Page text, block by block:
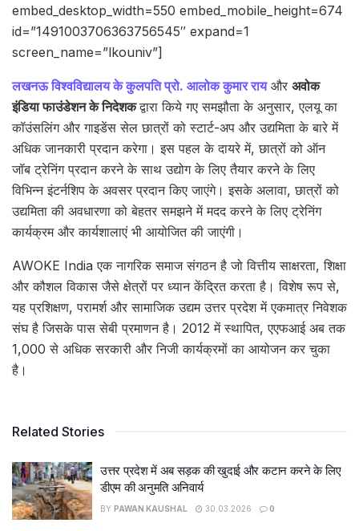
embed_desktop_width=550 embed_mobile_height=674
id=”1491003706363756545″ expand=1
screen_name=”lkouniv”]
लखनऊ विश्वविद्यालय के कुलपति प्रो. आलोक कुमार रायऔर अवोक
इंडिया फाउंडेशन के निदेशकद्वारा किये गए समझौता के अनुसार, एलयू का
कॉउंसलिंग और गाइडेंस सेल छात्रों को स्टार्ट-अप और उद्यमिता के बारे में
अधिक जानकारी प्रदान करेगा। इस पहल के दायरे में, छात्रों को ऑन
जॉब ट्रेनिंग प्रदान करने के साथ उद्योग के लिए तैयार करने के लिए
विभिन्न इंटर्नशिप के अवसर प्रदान किए जाएंगे। इसके अलावा, छात्रों को
उद्यमिता की अवधारणा को बेहतर समझने में मदद करने के लिए ट्रेनिंग
कार्यक्रम और कार्यशालाएं भी आयोजित की जाएंगी।
AWOKE India एक नागरिक समाज संगठन है जो वित्तीय साक्षरता, शिक्षा
और कौशल विकास जैसे क्षेत्रों पर ध्यान केंद्रित करता है। विशेष रूप से,
यह प्रशिक्षण, परामर्श और सामाजिक उद्यम उत्तर प्रदेश में एकमात्र निवेशक
संघ है जिसके पास सेबी प्रमाणन है। 2012 में स्थापित, एएफआई अब तक
1,000 से अधिक सरकारी और निजी कार्यक्रमों का आयोजन कर चुका
है।
Related Stories
उत्तर प्रदेश में अब सड़क की खुदाई और कटान करने के लिए
डीएम की अनुमति अनिवार्य
BY PAWAN KAUSHAL 30.03.2026 0